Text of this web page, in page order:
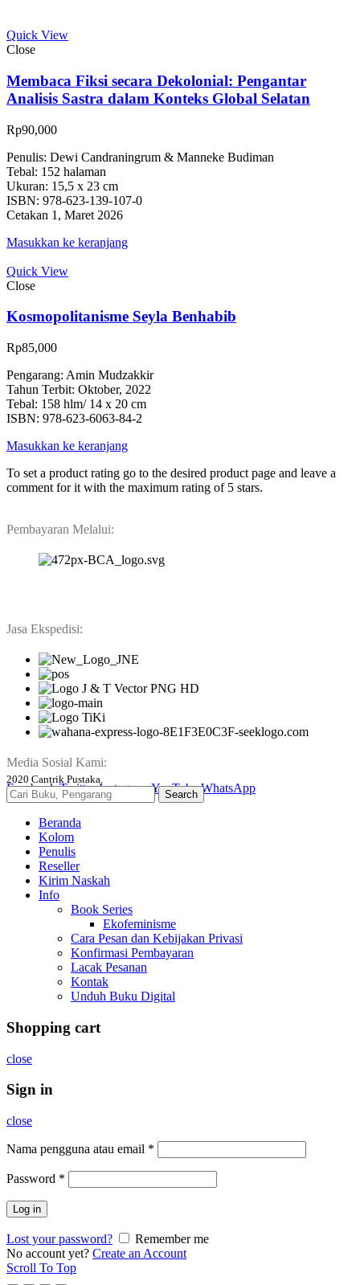
Quick View
Close
Membaca Fiksi secara Dekolonial: Pengantar
Analisis Sastra dalam Konteks Global Selatan
Rp90,000
Penulis: Dewi Candraningrum & Manneke Budiman
Tebal: 152 halaman
Ukuran: 15,5 x 23 cm
ISBN: 978-623-139-107-0
Cetakan 1, Maret 2026
Masukkan ke keranjang
Quick View
Close
Kosmopolitanisme Seyla Benhabib
Rp85,000
Pengarang: Amin Mudzakkir
Tahun Terbit: Oktober, 2022
Tebal: 158 hlm/ 14 x 20 cm
ISBN: 978-623-6063-84-2
Masukkan ke keranjang
To set a product rating go to the desired product page and leave a
comment for it with the maximum rating of 5 stars.
Pembayaran Melalui:
Jasa Ekspedisi:
Media Sosial Kami:
Facebook Twitter InstagramYouTube WhatsApp
2020 Cantrik Pustaka.
Search
Beranda
Kolom
Penulis
Reseller
Kirim Naskah
Info
Book Series
Ekofeminisme
Cara Pesan dan Kebijakan Privasi
Konfirmasi Pembayaran
Lacak Pesanan
Kontak
Unduh Buku Digital
Shopping cart
close
Sign in
close
Nama pengguna atau email *
Password *
Log in
Lost your password?
Remember me
No account yet? Create an Account
Scroll To Top